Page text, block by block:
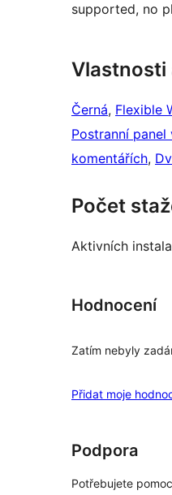
supported, no
Vlastnosti
Černá, Flexible
Postranní panel
komentářích,
Počet
Aktivních
Hodnocení
Zatím nebyly
Přidat moje
Podpora
Potřebujete